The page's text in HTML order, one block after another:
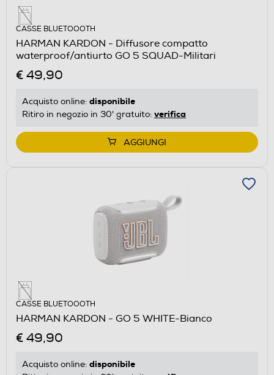
CASSE BLUETOOOTH
HARMAN KARDON - Diffusore compatto
waterproof/antiurto GO 5 SQUAD-Militari
€ 49,90
Acquisto online: disponibile
Ritiro in negozio in 30' gratuito: verifica
AGGIUNGI
CASSE BLUETOOOTH
HARMAN KARDON - GO 5 WHITE-Bianco
€ 49,90
Acquisto online: disponibile